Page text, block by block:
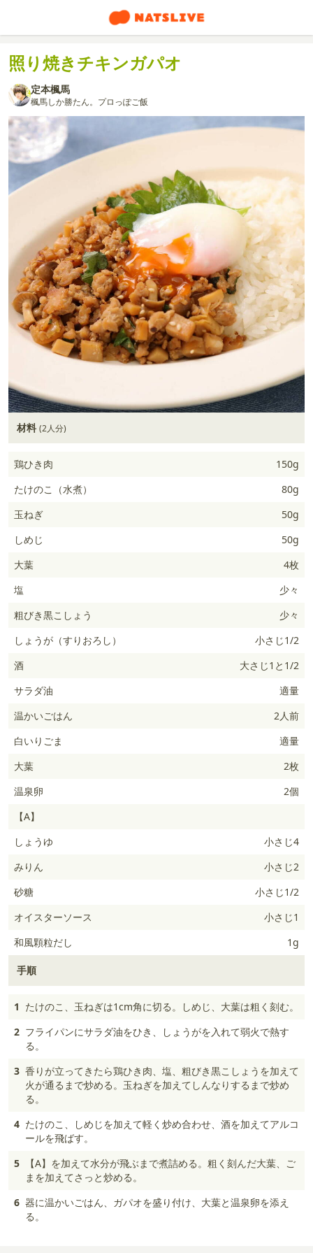
照り焼きチキンガパオ
定本楓馬
楓馬しか勝たん。プロっぽご飯
材料 (2人分)
鶏ひき肉
150g
たけのこ（水煮）
80g
玉ねぎ
50g
しめじ
50g
大葉
4枚
塩
少々
粗びき黒こしょう
少々
しょうが（すりおろし）
小さじ1/2
酒
大さじ1と1/2
サラダ油
適量
温かいごはん
2人前
白いりごま
適量
大葉
2枚
温泉卵
2個
【A】
しょうゆ
小さじ4
みりん
小さじ2
砂糖
小さじ1/2
オイスターソース
小さじ1
和風顆粒だし
1g
手順
1 たけのこ、玉ねぎは1cm角に切る。しめじ、大葉は粗く刻む。
2 フライパンにサラダ油をひき、しょうがを入れて弱火で熱す
る。
3 香りが立ってきたら鶏ひき肉、塩、粗びき黒こしょうを加えて
火が通るまで炒める。玉ねぎを加えてしんなりするまで炒め
る。
4 たけのこ、しめじを加えて軽く炒め合わせ、酒を加えてアルコ
ールを飛ばす。
5
【A】を加えて水分が飛ぶまで煮詰める。粗く刻んだ大葉、ご
まを加えてさっと炒める。
6 器に温かいごはん、ガパオを盛り付け、大葉と温泉卵を添え
る。